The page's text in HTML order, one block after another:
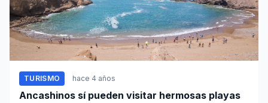
TURISMO hace 4 años
Ancashinos sí pueden visitar hermosas playas